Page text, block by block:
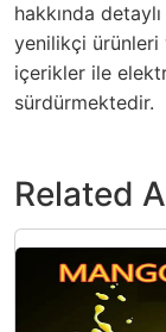
hakkında
yenilikçi ürünleri
içerikler ile
sürdürmektedir.
Related